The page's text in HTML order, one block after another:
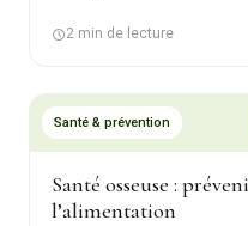
2 min de lecture
Santé & prévention
Santé osseuse :
l’alimentation